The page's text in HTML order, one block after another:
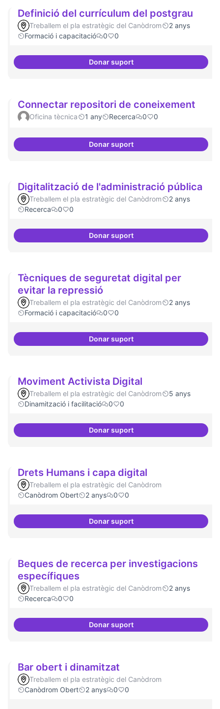
Definició del currículum del postgrau
Treballem el pla estratègic del Canòdrom
2 anys
Formació i capacitació
0 0
Donar suportDefinició del currículum del
Connectar repositori de coneixement
Oficina tècnica 1 any Recerca 0 0
Donar suportConnectar repositori de
Digitalització de l'administració pública
Treballem el pla estratègic del Canòdrom
2 anys
Recerca
0 0
Donar suportDigitalització de l'administració
Tècniques de seguretat digital per
evitar la repressió
Treballem el pla estratègic del Canòdrom
2 anys
Formació i capacitació
0 0
Donar suportTècniques de seguretat digital
Moviment Activista Digital
Treballem el pla estratègic del Canòdrom
5 anys
Dinamització i facilitació
0 0
Donar suportMoviment Activista Digital
Drets Humans i capa digital
Treballem el pla estratègic del Canòdrom
Canòdrom Obert
2 anys 0 0
Donar suportDrets Humans i capa digital
Beques de recerca per investigacions
específiques
Treballem el pla estratègic del Canòdrom
2 anys
Recerca
0 0
Donar suportBeques de recerca per
Bar obert i dinamitzat
Treballem el pla estratègic del Canòdrom
Canòdrom Obert
2 anys 0 0